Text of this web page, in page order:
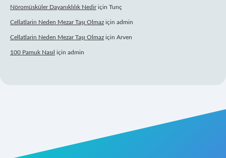
Nöromüsküler Dayanıklılık Nediriçin Tunç
Cellatlarin Neden Mezar Taşı Olmaz için admin
Cellatlarin Neden Mezar Taşı Olmaz için Arven
100 Pamuk Nasıl için admin